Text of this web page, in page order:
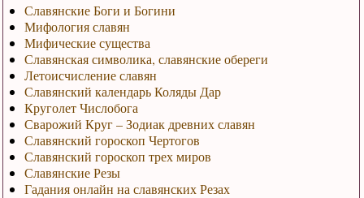
Славянские Боги и Богини
Мифология славян
Мифические существа
Славянская символика, славянские обереги
Летоисчисление славян
Славянский календарь Коляды Дар
Круголет Числобога
Сварожий Круг – Зодиак древних славян
Славянский гороскоп Чертогов
Славянский гороскоп трех миров
Славянские Резы
Гадания онлайн на славянских Резах